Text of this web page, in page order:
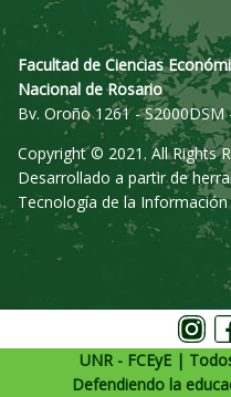
Facultad de Ciencias
Nacional de Rosario
Bv. Oroño 1261 - S2000DSM
Copyright © 2021. All Rights
Desarrollado a partir de
Tecnología de la Información
UNR - FCEyE |
Defendiendo la